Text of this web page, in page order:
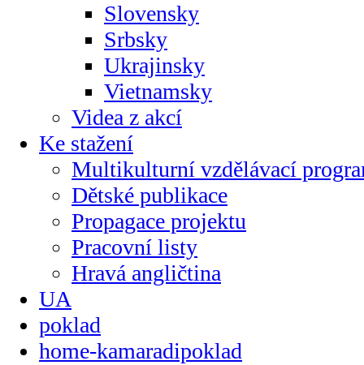
Slovensky
Srbsky
Ukrajinsky
Vietnamsky
Videa z akcí
Ke stažení
Multikulturní vzdělávací
Dětské publikace
Propagace projektu
Pracovní listy
Hravá angličtina
UA
poklad
home-kamaradipoklad